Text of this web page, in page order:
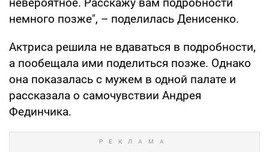
немного позже", – поделилась Денисенко.
Актриса решила не вдаваться в подробности,
а пообещала ими поделиться позже. Однако
она показалась с мужем в одной палате и
рассказала о самочувствии Андрея
Фединчика.